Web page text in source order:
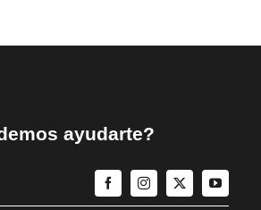
ayudarte?